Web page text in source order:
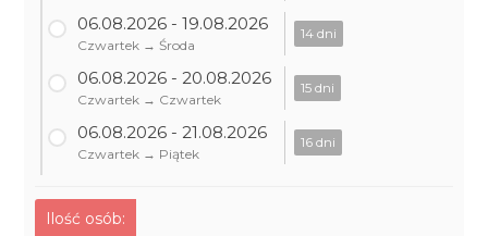
06.08.2026 - 19.08.2026
Czwartek → Środa
14 dni
06.08.2026 - 20.08.2026
Czwartek → Czwartek
15 dni
06.08.2026 - 21.08.2026
Czwartek → Piątek
16 dni
Ilość osób: